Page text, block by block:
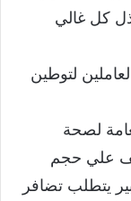
كل غالي
لتوطين
لصحة
علي حجم
يتطلب تضافر